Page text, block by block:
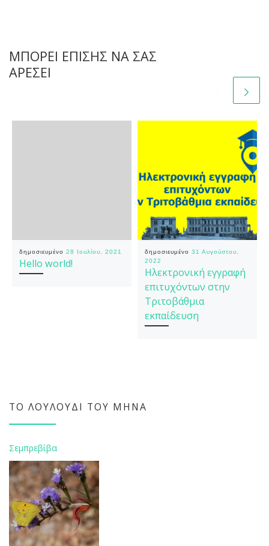
ΜΠΟΡΕΊ ΕΠΊΣΗΣ ΝΑ ΣΑΣ
ΑΡΈΣΕΙ
δημοσιευμένο 28 Ιουλίου, 2021
Hello world!
δημοσιευμένο 31 Αυγούστου,
2022
Ηλεκτρονική εγγραφή
επιτυχόντων στην
Τριτοβάθμια
εκπαίδευση
ΤΟ ΛΟΥΛΟΎΔΙ ΤΟΥ ΜΉΝΑ
Σεμπρεβίβα